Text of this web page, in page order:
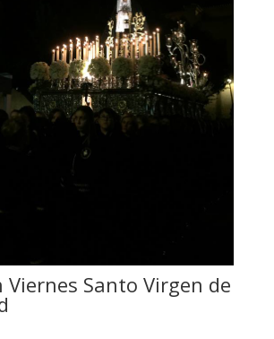
Viernes Santo Virgen de